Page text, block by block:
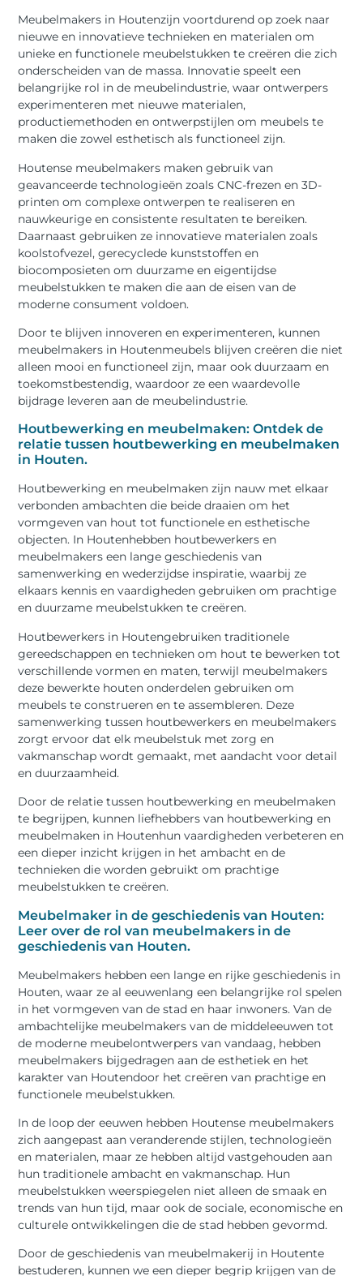
Meubelmakers in Houtenzijn voortdurend op zoek naar
nieuwe en innovatieve technieken en materialen om
unieke en functionele meubelstukken te creëren die zich
onderscheiden van de massa. Innovatie speelt een
belangrijke rol in de meubelindustrie, waar ontwerpers
experimenteren met nieuwe materialen,
productiemethoden en ontwerpstijlen om meubels te
maken die zowel esthetisch als functioneel zijn.
Houtense meubelmakers maken gebruik van
geavanceerde technologieën zoals CNC-frezen en 3D-
printen om complexe ontwerpen te realiseren en
nauwkeurige en consistente resultaten te bereiken.
Daarnaast gebruiken ze innovatieve materialen zoals
koolstofvezel, gerecyclede kunststoffen en
biocomposieten om duurzame en eigentijdse
meubelstukken te maken die aan de eisen van de
moderne consument voldoen.
Door te blijven innoveren en experimenteren, kunnen
meubelmakers in Houtenmeubels blijven creëren die niet
alleen mooi en functioneel zijn, maar ook duurzaam en
toekomstbestendig, waardoor ze een waardevolle
bijdrage leveren aan de meubelindustrie.
Houtbewerking en meubelmaken: Ontdek de
relatie tussen houtbewerking en meubelmaken
in Houten.
Houtbewerking en meubelmaken zijn nauw met elkaar
verbonden ambachten die beide draaien om het
vormgeven van hout tot functionele en esthetische
objecten. In Houtenhebben houtbewerkers en
meubelmakers een lange geschiedenis van
samenwerking en wederzijdse inspiratie, waarbij ze
elkaars kennis en vaardigheden gebruiken om prachtige
en duurzame meubelstukken te creëren.
Houtbewerkers in Houtengebruiken traditionele
gereedschappen en technieken om hout te bewerken tot
verschillende vormen en maten, terwijl meubelmakers
deze bewerkte houten onderdelen gebruiken om
meubels te construeren en te assembleren. Deze
samenwerking tussen houtbewerkers en meubelmakers
zorgt ervoor dat elk meubelstuk met zorg en
vakmanschap wordt gemaakt, met aandacht voor detail
en duurzaamheid.
Door de relatie tussen houtbewerking en meubelmaken
te begrijpen, kunnen liefhebbers van houtbewerking en
meubelmaken in Houtenhun vaardigheden verbeteren en
een dieper inzicht krijgen in het ambacht en de
technieken die worden gebruikt om prachtige
meubelstukken te creëren.
Meubelmaker in de geschiedenis van Houten:
Leer over de rol van meubelmakers in de
geschiedenis van Houten.
Meubelmakers hebben een lange en rijke geschiedenis in
Houten, waar ze al eeuwenlang een belangrijke rol spelen
in het vormgeven van de stad en haar inwoners. Van de
ambachtelijke meubelmakers van de middeleeuwen tot
de moderne meubelontwerpers van vandaag, hebben
meubelmakers bijgedragen aan de esthetiek en het
karakter van Houtendoor het creëren van prachtige en
functionele meubelstukken.
In de loop der eeuwen hebben Houtense meubelmakers
zich aangepast aan veranderende stijlen, technologieën
en materialen, maar ze hebben altijd vastgehouden aan
hun traditionele ambacht en vakmanschap. Hun
meubelstukken weerspiegelen niet alleen de smaak en
trends van hun tijd, maar ook de sociale, economische en
culturele ontwikkelingen die de stad hebben gevormd.
Door de geschiedenis van meubelmakerij in Houtente
bestuderen, kunnen we een dieper begrip krijgen van de